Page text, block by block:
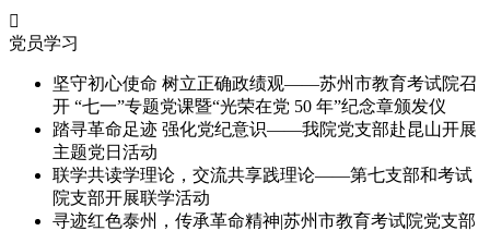

党员学习
坚守初心使命 树立正确政绩观——苏州市教育考试院召
开 “七一”专题党课暨“光荣在党 50 年”纪念章颁发仪
踏寻革命足迹 强化党纪意识——我院党支部赴昆山开展
主题党日活动
联学共读学理论，交流共享践理论——第七支部和考试
院支部开展联学活动
寻迹红色泰州，传承革命精神|苏州市教育考试院党支部